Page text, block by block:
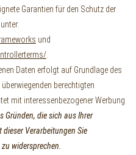
Garantien für den Schutz der
und
Daten erfolgt auf Grundlage des
berechtigten
mit interessenbezogener Werbung
Gründen, die sich aus Ihrer
Verarbeitungen Sie
widersprechen.